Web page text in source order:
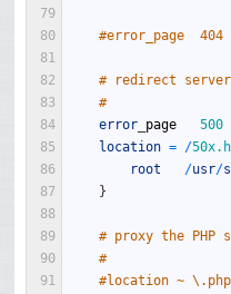
79
80
81
82
83
84
85
86
87
88
89
90
91
#error_page  404
# redirect
#
error page 500
location = /
root
/usr/
}
# proxy the PHP
#
#location ~